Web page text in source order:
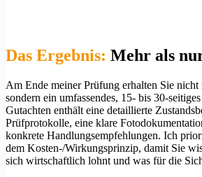
Das Ergebnis: Mehr als
Am Ende meiner Prüfung erhalten Sie
sondern ein umfassendes, 15- bis 30-
Gutachten enthält eine detaillierte
Prüfprotokolle, eine klare
konkrete Handlungsempfehlungen. Ich
dem Kosten-/Wirkungsprinzip, damit Sie
sich wirtschaftlich lohnt und was für die